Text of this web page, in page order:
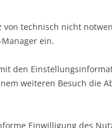
technisch nicht
ein.
den
weiteren Besuch die
Einwilligung des